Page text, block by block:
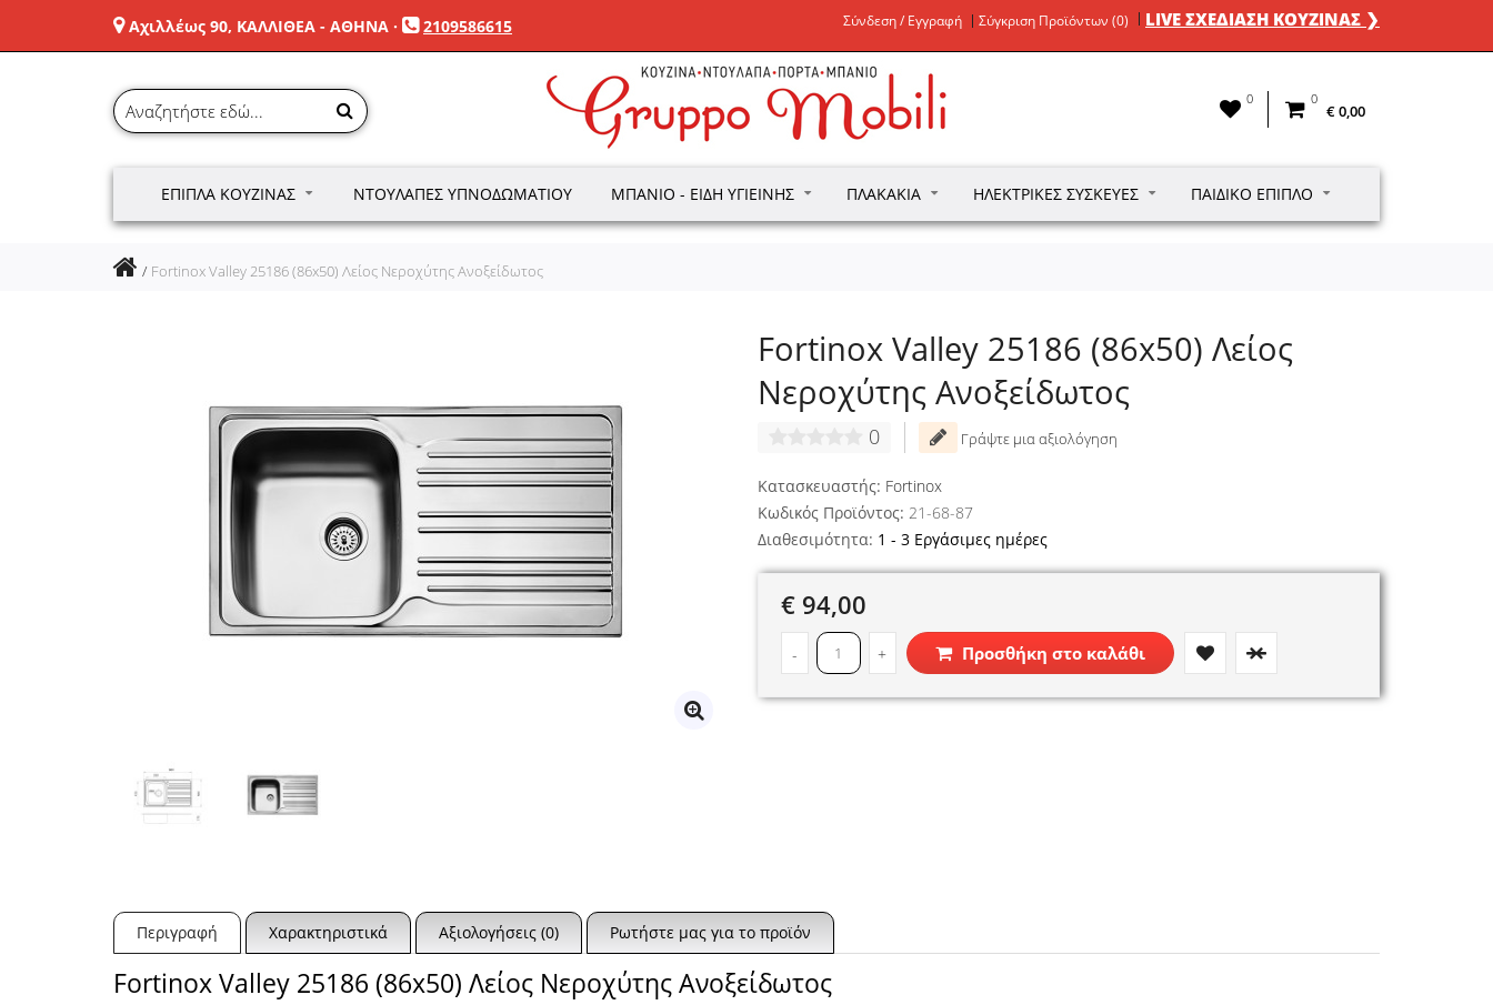
Αχιλλέως 90, ΚΑΛΛΙΘΕΑ - ΑΘΗΝΑ · 2109586615 Σύνδεση / Εγγραφή Σύγκριση Προϊόντων (0) LIVE ΣΧΕΔΙΑΣΗ ΚΟΥΖΙΝΑΣ ❯
0 0
€ 0,00
ΈΠΙΠΛΑ ΚΟΥΖΊΝΑΣ ΝΤΟΥΛΆΠΕΣ ΥΠΝΟΔΩΜΑΤΊΟΥ ΜΠΆΝΙΟ - ΕΊΔΗ ΥΓΙΕΙΝΉΣ ΠΛΑΚΆΚΙΑ ΗΛΕΚΤΡΙΚΈΣ ΣΥΣΚΕΥΈΣ ΠΑΙΔΙΚΌ ΈΠΙΠΛΟ
Fortinox Valley 25186 (86x50) Λείος Νεροχύτης Ανοξείδωτος
Fortinox Valley 25186 (86x50) Λείος
Νεροχύτης Ανοξείδωτος
0 Γράψτε μια αξιολόγηση
Κατασκευαστής: Fortinox
Κωδικός Προϊόντος: 21-68-87
Διαθεσιμότητα: 1 - 3 Εργάσιμες ημέρες
€ 94,00
- + Προσθήκη στο καλάθι
Περιγραφή Χαρακτηριστικά Αξιολογήσεις (0) Ρωτήστε μας για το προϊόν
Fortinox Valley 25186 (86x50) Λείος Νεροχύτης Ανοξείδωτος